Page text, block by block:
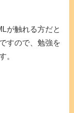
が触れる方だと
すので、勉強を
。